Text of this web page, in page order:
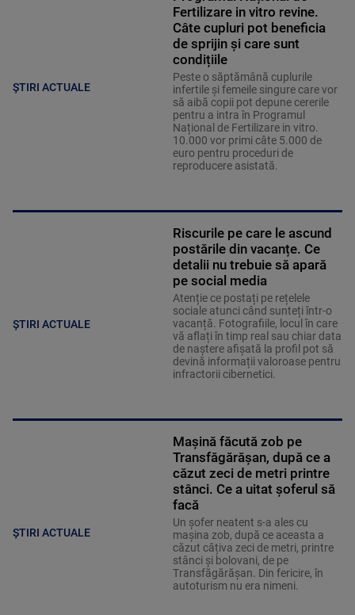
ȘTIRI ACTUALE
Fertilizare in vitro revine.
Câte cupluri pot beneficia
de sprijin și care sunt
condițiile
Peste o săptămână cuplurile
infertile și femeile singure care vor
să aibă copii pot depune cererile
pentru a intra în Programul
Național de Fertilizare in vitro.
10.000 vor primi câte 5.000 de
euro pentru proceduri de
reproducere asistată.
ȘTIRI ACTUALE
Riscurile pe care le ascund
postările din vacanțe. Ce
detalii nu trebuie să apară
pe social media
Atenție ce postați pe rețelele
sociale atunci când sunteți într-o
vacanță. Fotografiile, locul în care
vă aflați în timp real sau chiar data
de naștere afișată la profil pot să
devină informații valoroase pentru
infractorii cibernetici.
ȘTIRI ACTUALE
Mașină făcută zob pe
Transfăgărășan, după ce a
căzut zeci de metri printre
stânci. Ce a uitat șoferul să
facă
Un șofer neatent s-a ales cu
mașina zob, după ce aceasta a
căzut câțiva zeci de metri, printre
stânci și bolovani, de pe
Transfăgărășan. Din fericire, în
autoturism nu era nimeni.